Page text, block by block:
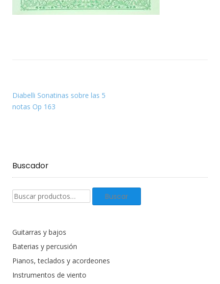
Diabelli Sonatinas sobre las 5
notas Op 163
Buscador
Buscar
productos:
Buscar
Guitarras y bajos
Baterias y percusión
Pianos, teclados y acordeones
Instrumentos de viento